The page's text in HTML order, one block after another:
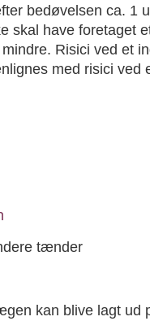
bedøvelsen ca. 1
skal have foretaget
Risici ved et
med risici ved
tænder
kan blive lagt ud